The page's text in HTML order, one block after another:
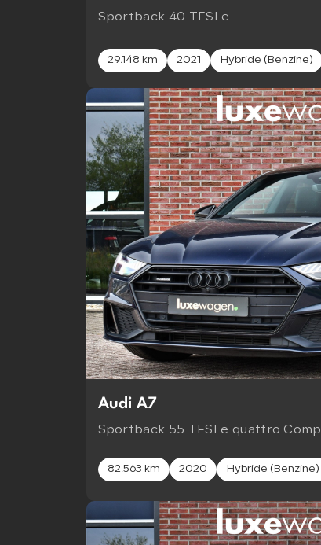
Sportback 40 TFSI e
29.148 km 2021 Hybride (Benzine)
Audi A7
Sportback 55 TFSI e quattro Comp
82.563 km 2020 Hybride (Benzine)